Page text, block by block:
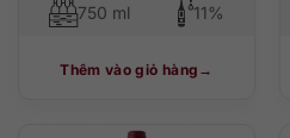
750 ml 11%
Thêm vào giỏ hàng